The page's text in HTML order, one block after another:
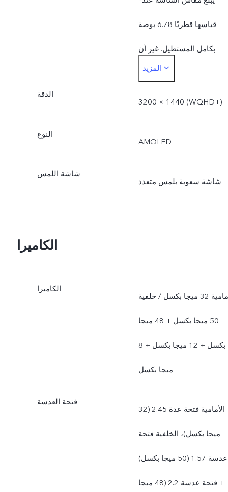
قياسها قطريًا 6.78 بوصة
بكامل المستطيل. غير أن
منطقة العرض الفعلية تكون
أصغر بقليل.
المزيد
الدقة
3200 × 1440 (‎WQHD+‏)
النوع
AMOLED
شاشة اللمس
شاشة سعوية بلمس متعدد
الكاميرا
الكاميرا
أمامية 32 ميجا بكسل / خلفية
50 ميجا بكسل + 48 ميجا
بكسل + 12 ميجا بكسل + 8
ميجا بكسل
فتحة العدسة
الأمامية فتحة عدة 2.45 (32
ميجا بكسل)، الخلفية فتحة
عدسة 1.57 (50 ميجا بكسل)
+ فتحة عدسة 2.2 (48 ميجا